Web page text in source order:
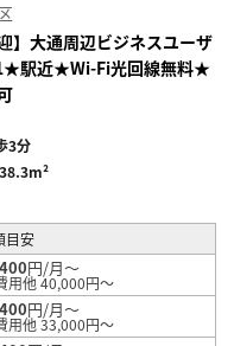
録
】大通周辺ビジネスユーザ
駅近★Wi-Fi光回線無料★
3分
38.3m²
目安
円/月～
用他 40,000円～
円/月～
用他 33,000円～